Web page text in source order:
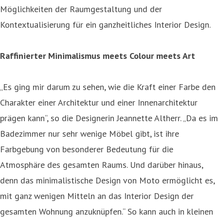
Möglichkeiten der Raumgestaltung und der
Kontextualisierung für ein ganzheitliches Interior Design.
Raffinierter Minimalismus meets Colour meets Art
„Es ging mir darum zu sehen, wie die Kraft einer Farbe den
Charakter einer Architektur und einer Innenarchitektur
prägen kann“, so die Designerin Jeannette Altherr. „Da es im
Badezimmer nur sehr wenige Möbel gibt, ist ihre
Farbgebung von besonderer Bedeutung für die
Atmosphäre des gesamten Raums. Und darüber hinaus,
denn das minimalistische Design von Moto ermöglicht es,
mit ganz wenigen Mitteln an das Interior Design der
gesamten Wohnung anzuknüpfen.“ So kann auch in kleinen